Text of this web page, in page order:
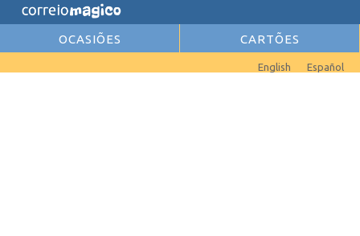
OCASIÕES CARTÕES
Español
English